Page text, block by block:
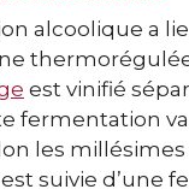
alcoolique a
est vinifié
fermentation
les millésimes
suivie d’une